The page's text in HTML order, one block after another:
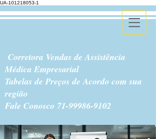
UA-101218053-1
Corretora Vendas de Assistência
Médica Empresarial
Tabelas de Preços de Acordo com sua
região
Fale Conosco 71-99986-9102